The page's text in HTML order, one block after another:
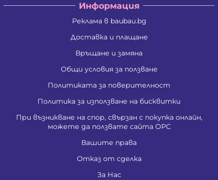
Информация
Реклама в baubau.bg
Доставка и плащане
Връщане и замяна
Общи условия за ползване
Политиката за поверителност
Политика за използване на бисквитки
При възникване на спор, свързан с покупка онлайн,
можете да ползвате сайта ОРС
Вашите права
Отказ от сделка
За Нас